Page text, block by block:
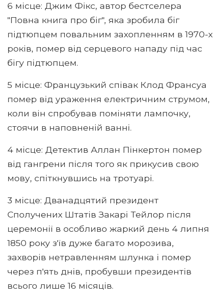
6 місце: Джим Фікс, автор бестселера
"Повна книга про біг", яка зробила біг
підтюпцем повальним захопленням в 1970-х
років, помер від серцевого нападу під час
бігу підтюпцем.
5 місце: Французький співак Клод Франсуа
помер від ураження електричним струмом,
коли він спробував поміняти лампочку,
стоячи в наповненій ванні.
4 місце: Детектив Аллан Пінкертон помер
від гангрени після того як прикусив свою
мову, спіткнувшись на тротуарі.
3 місце: Дванадцятий президент
Сполучених Штатів Закарі Тейлор після
церемонії в особливо жаркий день 4 липня
1850 року з'їв дуже багато морозива,
захворів нетравленням шлунка і помер
через п'ять днів, пробувши президентів
всього лише 16 місяців.